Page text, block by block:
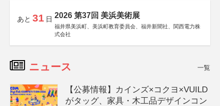
あと 31 日 2026 第37回 美浜美術展
福井県美浜町、美浜町教育委員会、福井新聞社、関西電力株
式会社
ニュース 一覧
【公募情報】カインズ×コクヨ×VUILD
がタッグ、家具・木工品デザインコン